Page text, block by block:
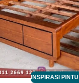
INSPIRASI